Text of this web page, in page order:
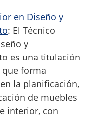
en Diseño y
: El Técnico
y
es una titulación
que forma
la planificación,
de muebles
interior, con